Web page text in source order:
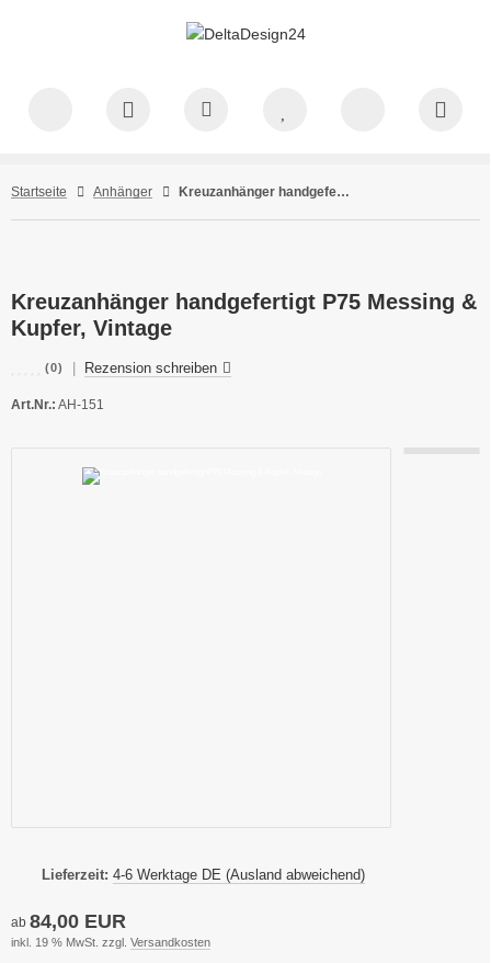
Startseite Anhänger Kreuzanhänger handgefertigt P75 Messing & Kupfer, Vintage
Kreuzanhänger handgefertigt P75 Messing &
Kupfer, Vintage
(0) Rezension schreiben
Art.Nr.: AH-151
Lieferzeit: 4-6 Werktage DE (Ausland abweichend)
ab 84,00 EUR
inkl. 19 % MwSt. zzgl. Versandkosten